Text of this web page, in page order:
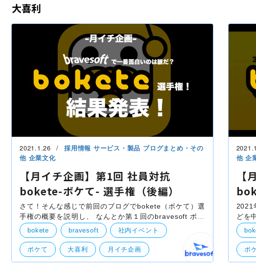
大喜利
2021.1.26 採用情報 サービス・製品 ブログまとめ・その
他 企業文化
【月イチ企画】第1回 社員対抗
bokete-ボケて- 選手権（後編）
さて！そんな感じで前回のブログでbokete（ボケて）選
手権の概要を説明し、 なんとか第１回のbravesoft ボケ
王が決まりましたので、まいまいと振り返りながら発表
します！ ＊＊＊ 高瀬（以下高）「さて、そんな感
bokete bravesoft 社内イベント
ボケて 大喜利 月イチ企画
他企
【
2021
どを
本部
的に
ボ